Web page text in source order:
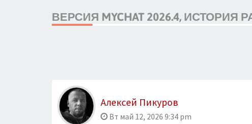
ВЕРСИЯ MYCHAT 2026.4, ИСТОРИЯ
Алексей Пикуров
Вт май 12, 2026 9:34 pm